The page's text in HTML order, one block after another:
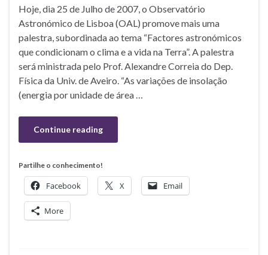
Hoje, dia 25 de Julho de 2007, o Observatório
Astronómico de Lisboa (OAL) promove mais uma
palestra, subordinada ao tema “Factores astronómicos
que condicionam o clima e a vida na Terra”. A palestra
será ministrada pelo Prof. Alexandre Correia do Dep.
Física da Univ. de Aveiro. “As variações de insolação
(energia por unidade de área …
Continue reading
Partilhe o conhecimento!
Facebook X Email
More